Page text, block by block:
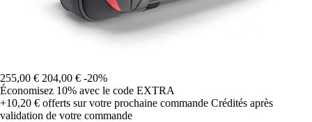
255,00 € 204,00 € -20%
Économisez 10% avec le code EXTRA
+10,20 € offerts sur votre prochaine commande Crédités après
validation de votre commande